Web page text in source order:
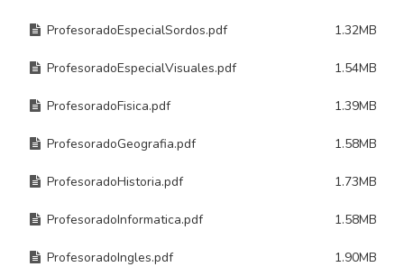
ProfesoradoEspecialSordos.pdf 1.32MB
ProfesoradoEspecialVisuales.pdf 1.54MB
ProfesoradoFisica.pdf 1.39MB
ProfesoradoGeografia.pdf 1.58MB
ProfesoradoHistoria.pdf 1.73MB
ProfesoradoInformatica.pdf 1.58MB
ProfesoradoIngles.pdf 1.90MB